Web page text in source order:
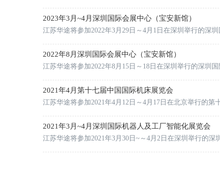
2023年3月~4月深圳国际会展中心（宝安新馆）
江苏华途将参加2022年3月29日～4月1日在深圳举行的深
2022年8月深圳国际会展中心（宝安新馆）
江苏华途将参加2022年8月15日～18日在深圳举行的深圳
2021年4月第十七届中国国际机床展览会
江苏华途将参加2021年4月12日～4月17日在北京举行的
2021年3月~4月深圳国际机器人及工厂智能化展览会
江苏华途将参加2021年3月30日~～4月2日在深圳举行的